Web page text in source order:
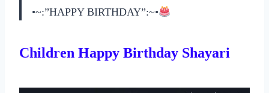
•~:”HAPPY BIRTHDAY”:~•
Children Happy Birthday Shayari